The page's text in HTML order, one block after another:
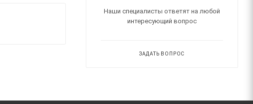
Наши специалисты ответят на любой
интересующий вопрос
ЗАДАТЬ ВОПРОС